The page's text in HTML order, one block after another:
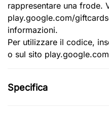
rappresentare una frode.
play.google.com/
informazioni.
Per utilizzare il codice,
o sul sito
Specifica